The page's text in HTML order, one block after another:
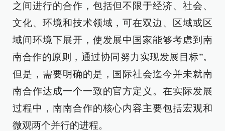
之间进行的合作，包括但不限于经济、社会、
文化、环境和技术领域，可在双边、区域或区
域间环境下展开，使发展中国家能够考虑到南
南合作的原则，通过协同努力实现发展目标”。
但是，需要明确的是，国际社会迄今并未就南
南合作达成一个一致的官方定义。在实际发展
过程中，南南合作的核心内容主要包括宏观和
微观两个并行的进程。